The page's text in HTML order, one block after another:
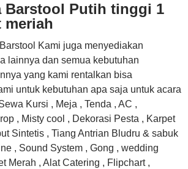
Barstool Putih tinggi 1
meriah
Kami juga menyediakan
lainnya dan semua kebutuhan
yang kami rentalkan bisa
untuk kebutuhan apa saja untuk acara
Kursi , Meja , Tenda , AC ,
, Misty cool , Dekorasi Pesta , Karpet
Sintetis , Tiang Antrian Bludru & sabuk
, Sound System , Gong , wedding
Merah , Alat Catering , Flipchart ,